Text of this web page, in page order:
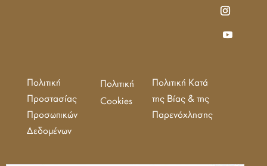
Πολιτική
Προστασίας
Προσωπικών
Δεδομένων
Πολιτική
Cookies
Πολιτική Κατά
της Βίας & της
Παρενόχλησης